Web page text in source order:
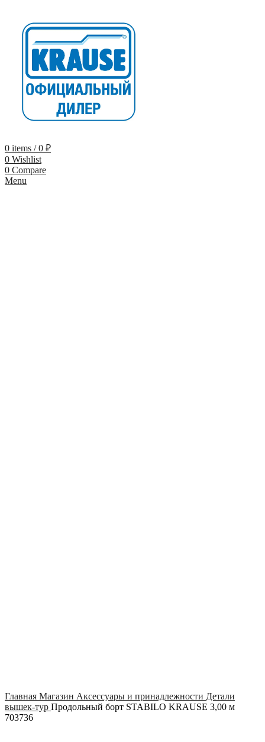
0 items / 0 ₽
0 Wishlist
0 Compare
Menu
Главная Магазин Аксессуары и принадлежности Детали
вышек-тур Продольный борт STABILO KRAUSE 3,00 м
703736